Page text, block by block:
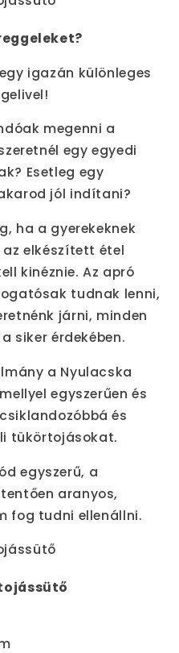
igazán különleges
megenni a
egy egyedi
Esetleg egy
jól indítani?
ha a gyerekeknek
az elkészített étel
kinéznie. Az apró
tudnak lenni,
járni, minden
siker érdekében.
a Nyulacska
egyszerűen és
és
tükörtojásokat.
egyszerű, a
aranyos,
fog tudni ellenállni.